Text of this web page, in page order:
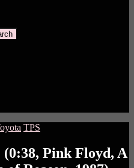
TPS
Pink Floyd, A